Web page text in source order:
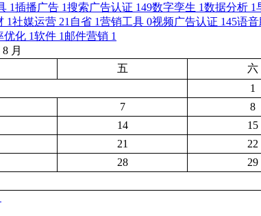
1插播广告 1搜索广告认证 149数字孪生 1数据分析 1
1社媒运营 21 自省 1营销工具 0视频广告认证 145语
优化 1软件 1 邮件营销 1
月
五 六
1
7 8
14 15
21 22
28 29